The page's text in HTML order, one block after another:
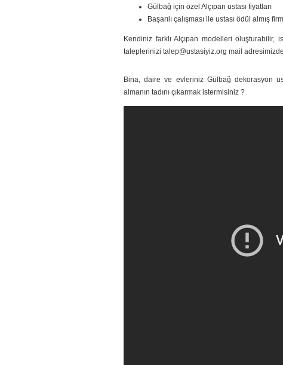
Gülbağ için özel Alçıpan ustası fiyatları
Başarılı çalışması ile ustası ödül almış
Kendiniz farklı Alçıpan modelleri oluşturabilir,
taleplerinizi talep@ustasiyiz.org mail
Bina, daire ve evleriniz Gülbağ dekorasyon
almanın tadını çıkarmak istermisiniz ?